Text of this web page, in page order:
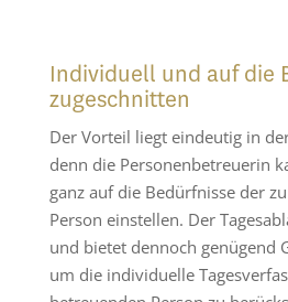
Individuell und auf die
zugeschnitten
Der Vorteil liegt eindeutig in
denn die Personenbetreuerin
ganz auf die Bedürfnisse der
Person einstellen. Der
und bietet dennoch genügend
um die individuelle